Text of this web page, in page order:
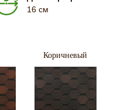
16 см
Коричневый